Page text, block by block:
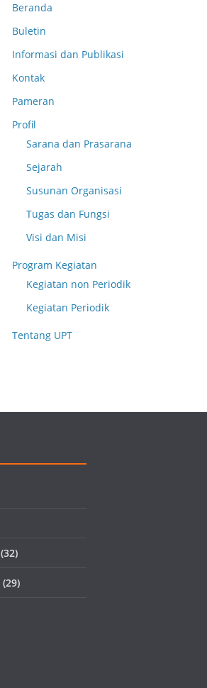
Beranda
Buletin
Informasi dan Publikasi
Kontak
Pameran
Profil
Sarana dan Prasarana
Sejarah
Susunan Organisasi
Tugas dan Fungsi
Visi dan Misi
Program Kegiatan
Kegiatan non Periodik
Kegiatan Periodik
Tentang UPT
(32)
(29)